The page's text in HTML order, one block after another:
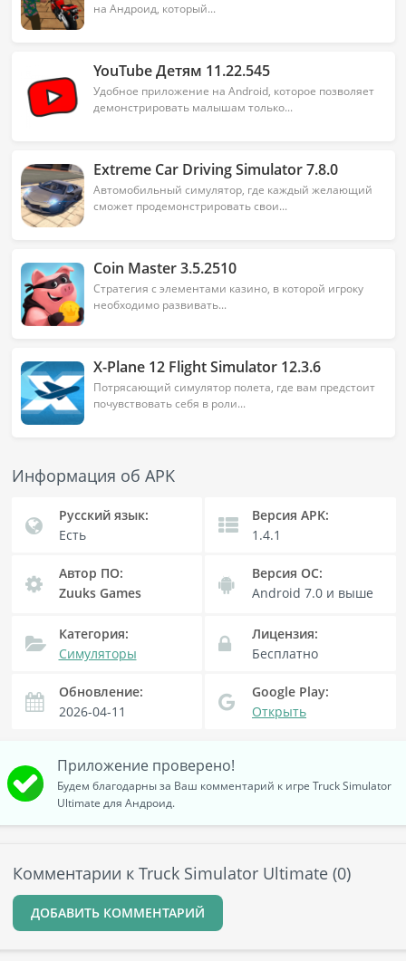
области логистики. Предлагаем скачать Truck
Simulator Ultimate для виртуальных поездок на
и ярких впечатлений от поездок!
на Андроид, который...
YouTube Детям 11.22.545
Удобное приложение на Android, которое позволяет
демонстрировать малышам только...
Extreme Car Driving Simulator 7.8.0
Автомобильный симулятор, где каждый желающий
сможет продемонстрировать свои...
Coin Master 3.5.2510
Стратегия с элементами казино, в которой игроку
необходимо развивать...
X-Plane 12 Flight Simulator 12.3.6
Потрясающий симулятор полета, где вам предстоит
почувствовать себя в роли...
Информация об APK
Русский язык:
Есть
Версия APK:
1.4.1
Автор ПО:
Zuuks Games
Версия OC:
Android 7.0 и выше
Категория:
Симуляторы
Лицензия:
Бесплатно
Обновление:
2026-04-11
Google Play:
Открыть
Приложение проверено!
Будем благодарны за Ваш комментарий к игре Truck Simulator
Ultimate для Андроид.
Комментарии к Truck Simulator Ultimate (0)
ДОБАВИТЬ КОММЕНТАРИЙ